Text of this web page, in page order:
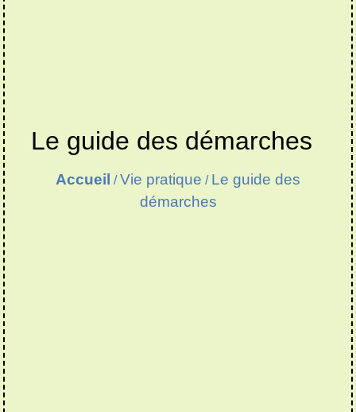
Le guide des démarches
Accueil /Vie pratique / Le guide des
démarches